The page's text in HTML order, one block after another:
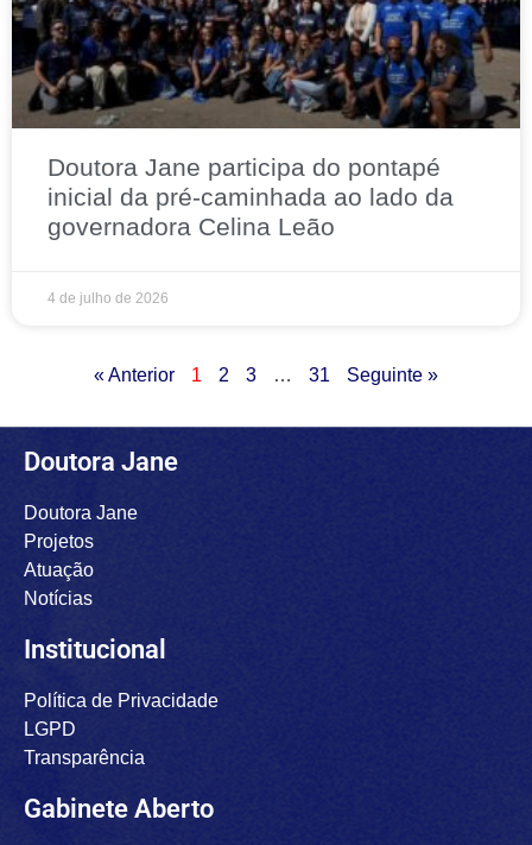
Doutora Jane participa do pontapé
inicial da pré-caminhada ao lado da
governadora Celina Leão
4 de julho de 2026
« Anterior 1 2 3 … 31 Seguinte »
Doutora Jane
Doutora Jane
Projetos
Atuação
Notícias
Institucional
Política de Privacidade
LGPD
Transparência
Gabinete Aberto